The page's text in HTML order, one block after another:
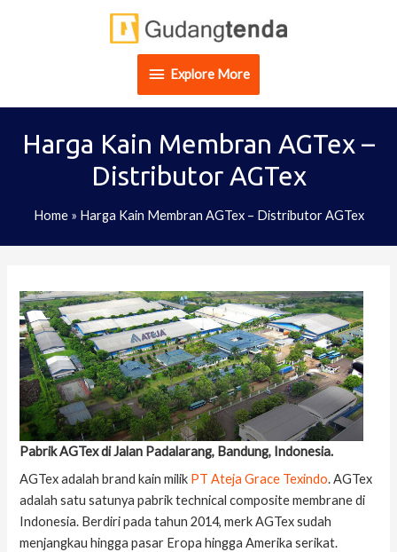
Explore
MoreExplore More
Harga Kain Membran AGTex –
Distributor AGTex
Home » Harga Kain Membran AGTex – Distributor AGTex
Pabrik AGTex di Jalan Padalarang, Bandung, Indonesia.
AGTex adalah brand kain milik PT Ateja Grace Texindo. AGTex
adalah satu satunya pabrik technical composite membrane di
Indonesia. Berdiri pada tahun 2014, merk AGTex sudah
menjangkau hingga pasar Eropa hingga Amerika serikat.